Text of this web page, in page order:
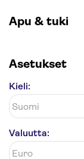
Apu & tuki
Asetukset
Kieli:
Valuutta: